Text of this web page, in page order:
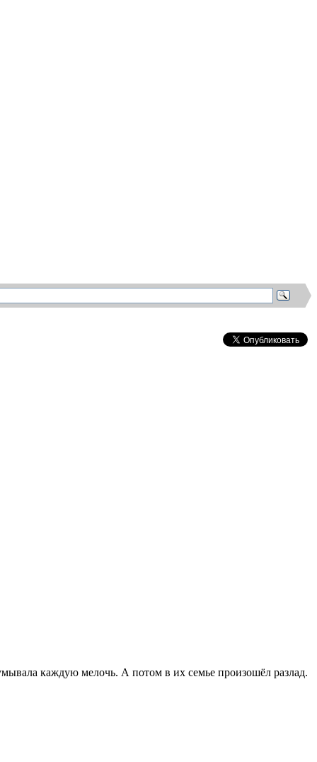
каждую мелочь. А потом в их семье произошёл разлад.